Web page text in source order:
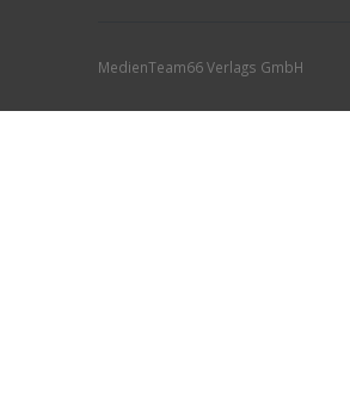
MedienTeam66 Verlags GmbH